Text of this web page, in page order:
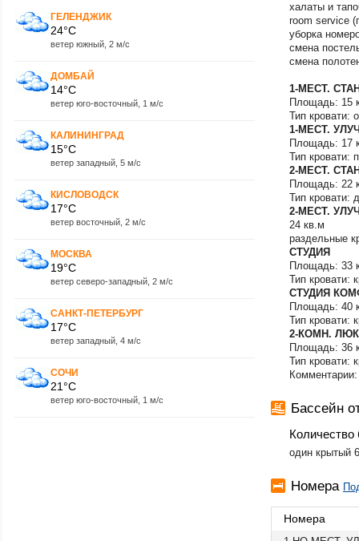
ГЕЛЕНДЖИК
24°C
ветер южный, 2 м/с
ДОМБАЙ
14°C
ветер юго-восточный, 1 м/с
КАЛИНИНГРАД
15°C
ветер западный, 5 м/с
КИСЛОВОДСК
17°C
ветер восточный, 2 м/с
МОСКВА
19°C
ветер северо-западный, 2 м/с
САНКТ-ПЕТЕРБУРГ
17°C
ветер западный, 4 м/с
СОЧИ
21°C
ветер юго-восточный, 1 м/с
Нерюнгри
Нижневартовск
Нижнекамск
Нижний
Новокузнецк
Новосибирская
Новый Уренгой
Ноябрьск
Омск
Оренбург
Орск
Пенза
Пензенская
Пермский край
Пермь
Петрозаводск
Петропавловск
Подмосковье
Приморский
Приэльбрусье
Псковская
Пятигорск
Республика
Республика
район
Республика
Республика
Республика
Республика
Республика
Алания
Республика
Республика
халаты и
room service
уборка
смена
смена
1-МЕСТ.
Площадь: 15
Тип кровати:
1-МЕСТ.
Площадь: 17
Тип кровати:
2-МЕСТ.
Площадь: 22
Тип кровати:
2-МЕСТ.
24 кв.м
раздельные
СТУДИЯ
Площадь: 33
Тип кровати:
СТУДИЯ
Площадь: 40
Тип кровати:
2-КОМН.
Площадь: 36
Тип кровати:
Бассейн
Количество
​один крытый
Номера
Номера